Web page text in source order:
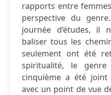
rapports entre
perspective du
journée d’études, il
baliser tous les
seulement ont été
spiritualité, le
cinquième a été
avec un point de vue